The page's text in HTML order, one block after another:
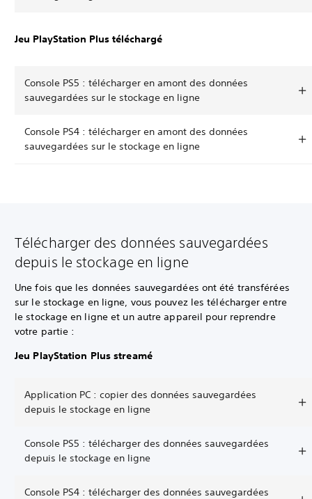
Jeu PlayStation Plus téléchargé
Console PS5 : télécharger en amont des données
sauvegardées sur le stockage en ligne
Console PS4 : télécharger en amont des données
sauvegardées sur le stockage en ligne
Télécharger des données sauvegardées
depuis le stockage en ligne
Une fois que les données sauvegardées ont été transférées
sur le stockage en ligne, vous pouvez les télécharger entre
le stockage en ligne et un autre appareil pour reprendre
votre partie :
Jeu PlayStation Plus streamé
Application PC : copier des données sauvegardées
depuis le stockage en ligne
Console PS5 : télécharger des données sauvegardées
depuis le stockage en ligne
Console PS4 : télécharger des données sauvegardées